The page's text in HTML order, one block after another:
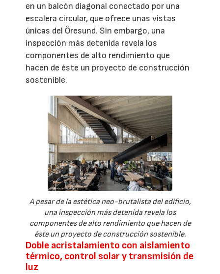
en un balcón diagonal conectado por una
escalera circular, que ofrece unas vistas
únicas del Öresund. Sin embargo, una
inspección más detenida revela los
componentes de alto rendimiento que
hacen de éste un proyecto de construcción
sostenible.
A pesar de la estética neo-brutalista del edificio,
una inspección más detenida revela los
componentes de alto rendimiento que hacen de
éste un proyecto de construcción sostenible.
Doble acristalamiento con aislamiento
térmico, control solar y transmisión de
luz